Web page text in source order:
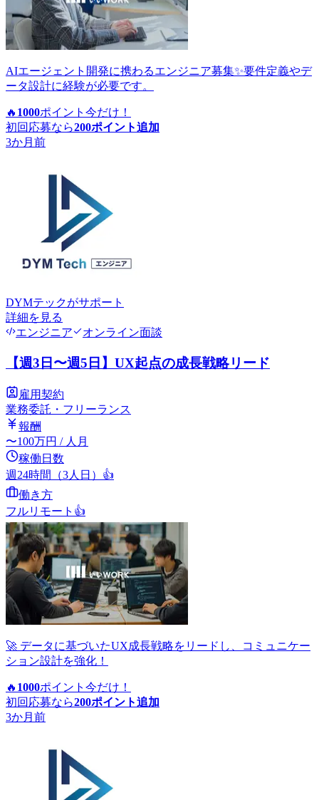
AIエージェント開発に携わるエンジニア募集✨要件定義やデ
ータ設計に経験が必要です。
🔥 1000ポイント 今だけ！
初回応募なら200ポイント追加
3か月前
DYMテックがサポート
詳細を見る
エンジニア
オンライン面談
【週3日〜週5日】UX起点の成長戦略リード
雇用契約
業務委託・フリーランス
報酬
〜100万円 / 人月
稼働日数
週24時間（3人日） 👍
働き方
フルリモート 👍
🚀 データに基づいたUX成長戦略をリードし、コミュニケー
ション設計を強化！
🔥 1000ポイント 今だけ！
初回応募なら200ポイント追加
3か月前